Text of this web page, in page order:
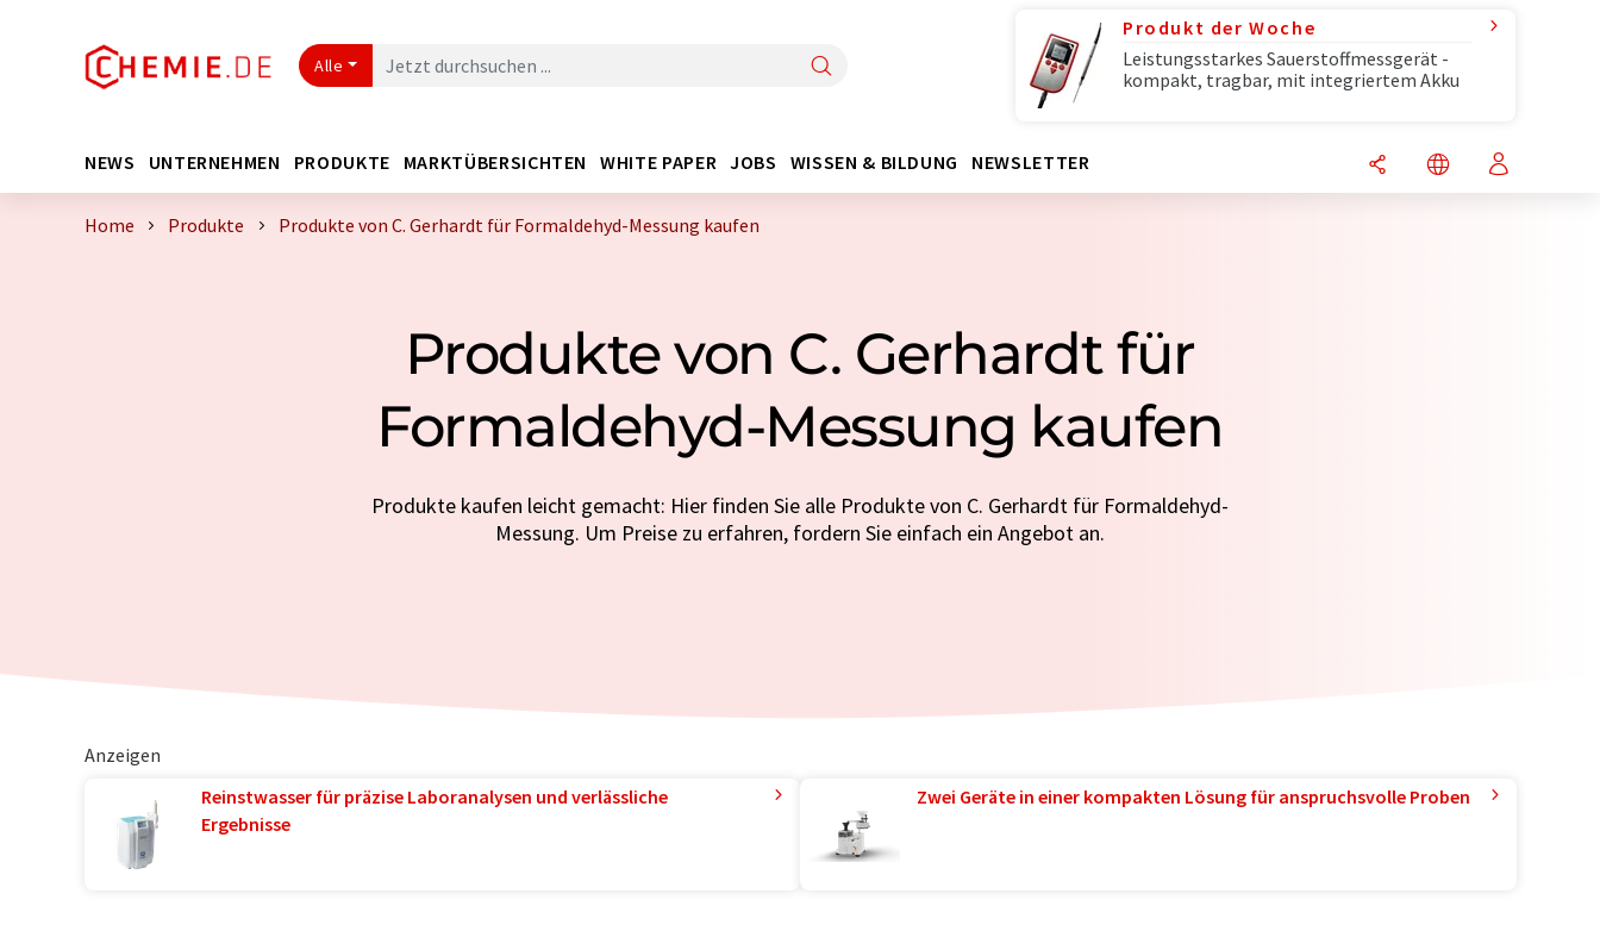
Alle
Produkt der Woche
Leistungsstarkes Sauerstoffmessgerät -
kompakt, tragbar, mit integriertem Akku
NEWS UNTERNEHMEN PRODUKTE MARKTÜBERSICHTEN WHITE PAPER JOBS WISSEN & BILDUNG NEWSLETTER
Home Produkte Produkte von C. Gerhardt für Formaldehyd-Messung kaufen
Produkte von C. Gerhardt für
Formaldehyd-Messung kaufen
Produkte kaufen leicht gemacht: Hier finden Sie alle Produkte von C. Gerhardt für Formaldehyd-
Messung. Um Preise zu erfahren, fordern Sie einfach ein Angebot an.
Anzeigen
Reinstwasser für präzise Laboranalysen und verlässliche
Ergebnisse
Zwei Geräte in einer kompakten Lösung für anspruchsvolle Proben